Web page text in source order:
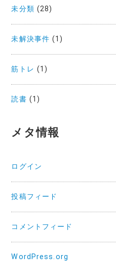
未分類 (28)
未解決事件 (1)
筋トレ (1)
読書 (1)
メタ情報
ログイン
投稿フィード
コメントフィード
WordPress.org